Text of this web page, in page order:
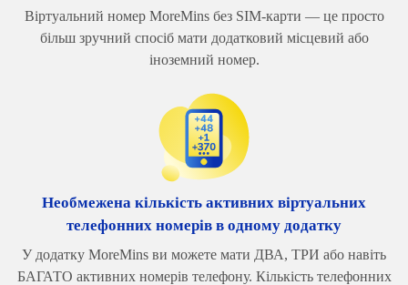
Віртуальний номер MoreMins без SIM-карти — це просто
більш зручний спосіб мати додатковий місцевий або
іноземний номер.
Необмежена кількість активних віртуальних
телефонних номерів в одному додатку
У додатку MoreMins ви можете мати ДВА, ТРИ або навіть
БАГАТО активних номерів телефону. Кількість телефонних